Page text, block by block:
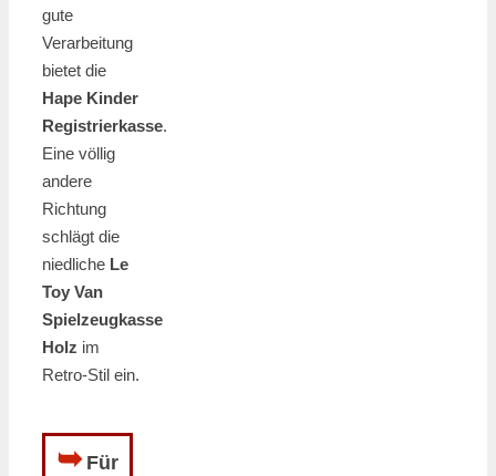
gute
Verarbeitung
bietet die
Hape Kinder
Registrierkasse.
Eine völlig
andere
Richtung
schlägt die
niedliche Le
Toy Van
Spielzeugkasse
Holz im
Retro-Stil ein.
➥ Für